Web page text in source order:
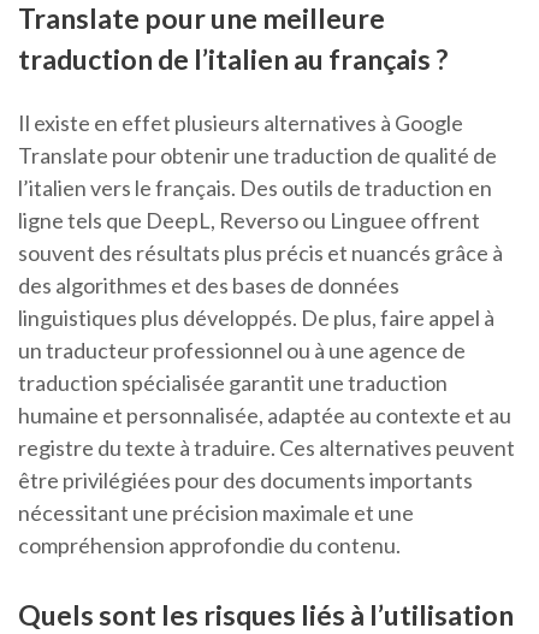
Translate pour une meilleure
traduction de l’italien au français ?
Il existe en effet plusieurs alternatives à Google
Translate pour obtenir une traduction de qualité de
l’italien vers le français. Des outils de traduction en
ligne tels que DeepL, Reverso ou Linguee offrent
souvent des résultats plus précis et nuancés grâce à
des algorithmes et des bases de données
linguistiques plus développés. De plus, faire appel à
un traducteur professionnel ou à une agence de
traduction spécialisée garantit une traduction
humaine et personnalisée, adaptée au contexte et au
registre du texte à traduire. Ces alternatives peuvent
être privilégiées pour des documents importants
nécessitant une précision maximale et une
compréhension approfondie du contenu.
Quels sont les risques liés à l’utilisation